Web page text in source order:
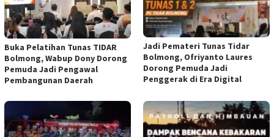
Buka Pelatihan Tunas TIDAR
Bolmong, Wabup Dony Dorong
Pemuda Jadi Pengawal
Pembangunan Daerah
Jadi Pemateri Tunas Tidar
Bolmong, Ofriyanto Laures
Dorong Pemuda Jadi
Penggerak di Era Digital